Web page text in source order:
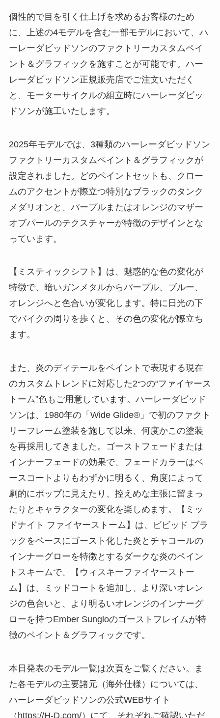
個性的で目を引く仕上げを求めるお客様のため
に、上述の4モデルを含む一部モデルにおいて、ハ
ーレーダビッドソンのファクトリーカスタムペイ
ント＆グラフィックを施すことが可能です。ハー
レーダビッドソン正規販売店でご注文いただく
と、モーターサイクルの組立時にハーレーダビッ
ドソンが施工いたします。
2025年モデルでは、3種類のハーレーダビッドソン
ファクトリーカスタムペイント＆グラフィックが
設定されました。どのペイントセットも、クロー
ムのアクセントが際立つ特別なブラックのタンク
メダリオンと、パープルまたはオレンジのマザー
オブパールのテクスチャーが特徴のデザインとな
っています。
【ミスティックシフト】は、魅惑的な色の変化が
特徴で、暗いガンメタルからパープル、ブルー、
オレンジへと色合いが変化します。特に日光の下
でバイクの周りを歩くと、その色の変化が際立ち
ます。
また、炎のディテールをペイントで表現する現在
のカスタムトレンドに対応した2つの“ファイヤース
トーム”色もご用意しています。ハーレーダビッド
ソンは、1980年の「Wide Glide®」で初のファクト
リーフレーム塗装を施して以来、何度かこの塗装
を再採用してきました。ゴーストフェードまたは
インナーフェードの効果で、フェードカラーはベ
ースコートよりもわずかに明るく、角度によって
劇的にポップに見えたり、控えめな主張に留まっ
たりとキャラクターの変化を楽しめます。【ミッ
ドナイト ファイヤーストーム】は、ビビッド ブラ
ックをベースにゴースト化した炎とチャコールの
インナーグローを特徴とするダークな炎のペイン
トスキームで、【ウィスキーファイヤーストー
ム】は、ミッドコートを追加し、より深いオレン
ジの色合いと、より明るいオレンジのインナーグ
ローを持つEmber Sungloのゴーストフレイムが特
徴のペイント＆グラフィックです。
本日発表のモデル一覧は次頁をご覧ください。ま
た各モデルの主要諸元（海外仕様）については、
ハーレーダビッドソンの公式WEBサイト
（https://H-D.com/）にて、それぞれご確認いただ